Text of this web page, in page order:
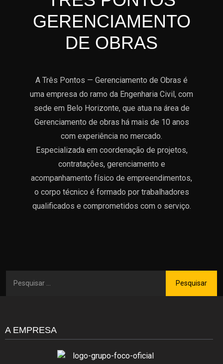
GERENCIAMENTO
DE OBRAS
A Três Pontos — Gerenciamento de Obras é
uma empresa do ramo da Engenharia Civil, com
sede em Belo Horizonte, que atua na área de
Gerenciamento de obras há mais de 10 anos
com experiência no mercado.
Especializada em coordenação de projetos,
contratações, gerenciamento e
acompanhamento físico de empreendimentos,
o corpo técnico é formado por trabalhadores
qualificados e comprometidos com o serviço.
RELACIONADOS
MICHELINY
MARIA
ALICE
DECORAÇÕES
UNIFLEX
BONATTO
A EMPRESA